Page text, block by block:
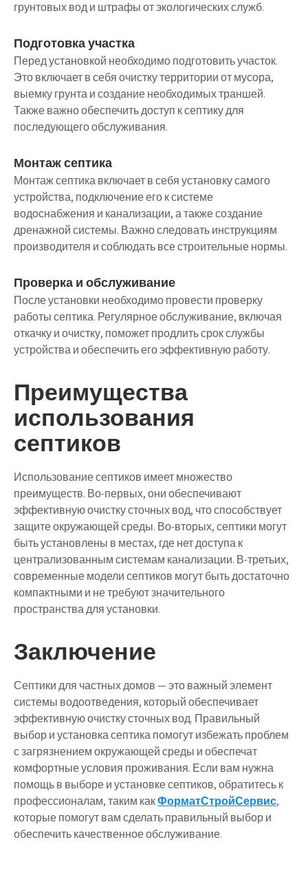
грунтовых вод и штрафы от экологических служб.
Подготовка участка
Перед установкой необходимо подготовить участок.
Это включает в себя очистку территории от мусора,
выемку грунта и создание необходимых траншей.
Также важно обеспечить доступ к септику для
последующего обслуживания.
Монтаж септика
Монтаж септика включает в себя установку самого
устройства, подключение его к системе
водоснабжения и канализации, а также создание
дренажной системы. Важно следовать инструкциям
производителя и соблюдать все строительные нормы.
Проверка и обслуживание
После установки необходимо провести проверку
работы септика. Регулярное обслуживание, включая
откачку и очистку, поможет продлить срок службы
устройства и обеспечить его эффективную работу.
Преимущества
использования
септиков
Использование септиков имеет множество
преимуществ. Во-первых, они обеспечивают
эффективную очистку сточных вод, что способствует
защите окружающей среды. Во-вторых, септики могут
быть установлены в местах, где нет доступа к
централизованным системам канализации. В-третьих,
современные модели септиков могут быть достаточно
компактными и не требуют значительного
пространства для установки.
Заключение
Септики для частных домов — это важный элемент
системы водоотведения, который обеспечивает
эффективную очистку сточных вод. Правильный
выбор и установка септика помогут избежать проблем
с загрязнением окружающей среды и обеспечат
комфортные условия проживания. Если вам нужна
помощь в выборе и установке септиков, обратитесь к
профессионалам, таким какФорматСтройСервис,
которые помогут вам сделать правильный выбор и
обеспечить качественное обслуживание.